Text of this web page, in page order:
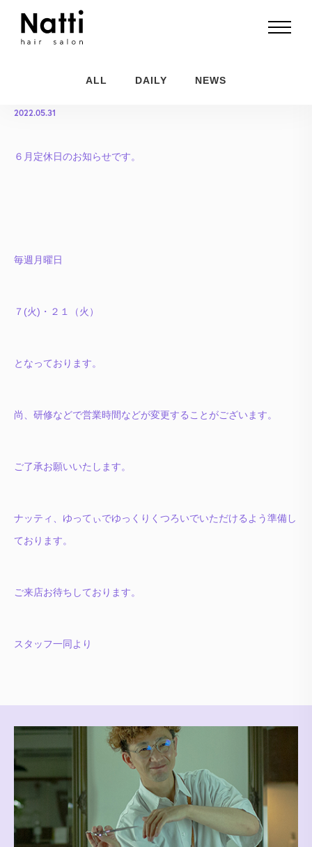
ALL DAILY NEWS
6月定休日のお知らせ
2022.05.31
６月定休日のお知らせです。
毎週月曜日
７(火)・２１（火）
となっております。
尚、研修などで営業時間などが変更することがございます。
ご了承お願いいたします。
ナッティ、ゆってぃでゆっくりくつろいでいただけるよう準備し
ております。
ご来店お待ちしております。
スタッフ一同より